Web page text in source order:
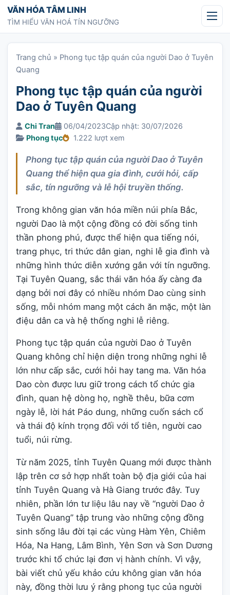
Chuyển tới nội dung
VĂN HÓA TÂM LINH
TÌM HIỂU VĂN HOÁ TÍN NGƯỠNG
Trang chủ » Phong tục tập quán của người Dao ở Tuyên
Quang
Phong tục tập quán của người
Dao ở Tuyên Quang
Chi Tran 06/04/2023Cập nhật: 30/07/2026
Phong tục
1.222 lượt xem
Phong tục tập quán của người Dao ở Tuyên
Quang thể hiện qua gia đình, cưới hỏi, cấp
sắc, tín ngưỡng và lễ hội truyền thống.
Trong không gian văn hóa miền núi phía Bắc,
người Dao là một cộng đồng có đời sống tinh
thần phong phú, được thể hiện qua tiếng nói,
trang phục, tri thức dân gian, nghi lễ gia đình và
những hình thức diễn xướng gắn với tín ngưỡng.
Tại Tuyên Quang, sắc thái văn hóa ấy càng đa
dạng bởi nơi đây có nhiều nhóm Dao cùng sinh
sống, mỗi nhóm mang một cách ăn mặc, một làn
điệu dân ca và hệ thống nghi lễ riêng.
Phong tục tập quán của người Dao ở Tuyên
Quang không chỉ hiện diện trong những nghi lễ
lớn như cấp sắc, cưới hỏi hay tang ma. Văn hóa
Dao còn được lưu giữ trong cách tổ chức gia
đình, quan hệ dòng họ, nghề thêu, bữa cơm
ngày lễ, lời hát Páo dung, những cuốn sách cổ
và thái độ kính trọng đối với tổ tiên, người cao
tuổi, núi rừng.
Từ năm 2025, tỉnh Tuyên Quang mới được thành
lập trên cơ sở hợp nhất toàn bộ địa giới của hai
tỉnh Tuyên Quang và Hà Giang trước đây. Tuy
nhiên, phần lớn tư liệu lâu nay về “người Dao ở
Tuyên Quang” tập trung vào những cộng đồng
sinh sống lâu đời tại các vùng Hàm Yên, Chiêm
Hóa, Na Hang, Lâm Bình, Yên Sơn và Sơn Dương
trước khi tổ chức lại đơn vị hành chính. Vì vậy,
bài viết chủ yếu khảo cứu không gian văn hóa
này, đồng thời lưu ý rằng phong tục của người